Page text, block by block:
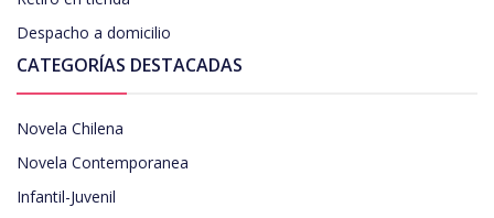
Despacho a domicilio
CATEGORÍAS DESTACADAS
Novela Chilena
Novela Contemporanea
Infantil-Juvenil